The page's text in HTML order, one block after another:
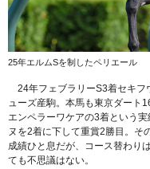
25年エルムSを制したペリエール
24年フェブラリーS3着セキフ
ューズ産駒。本馬も東京ダート
エンペラーワケアの3着という
ヌを2着に下して重賞2勝目。そ
成績ひと息だが、コース替わり
ても不思議はない。